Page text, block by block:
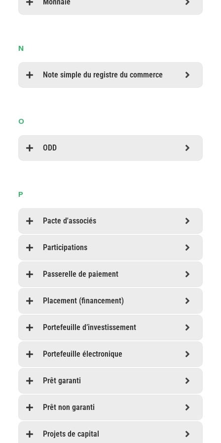
N
Note simple du registre du commerce
O
ODD
P
Pacte d'associés
Participations
Passerelle de paiement
Placement (financement)
Portefeuille d’investissement
Portefeuille électronique
Prêt garanti
Prêt non garanti
Projets de capital